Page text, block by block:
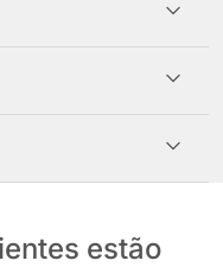
estão